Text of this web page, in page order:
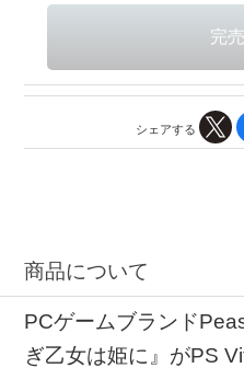
シェアする
商品について
PCゲームブランド
ぎ乙女は姫に』がPS